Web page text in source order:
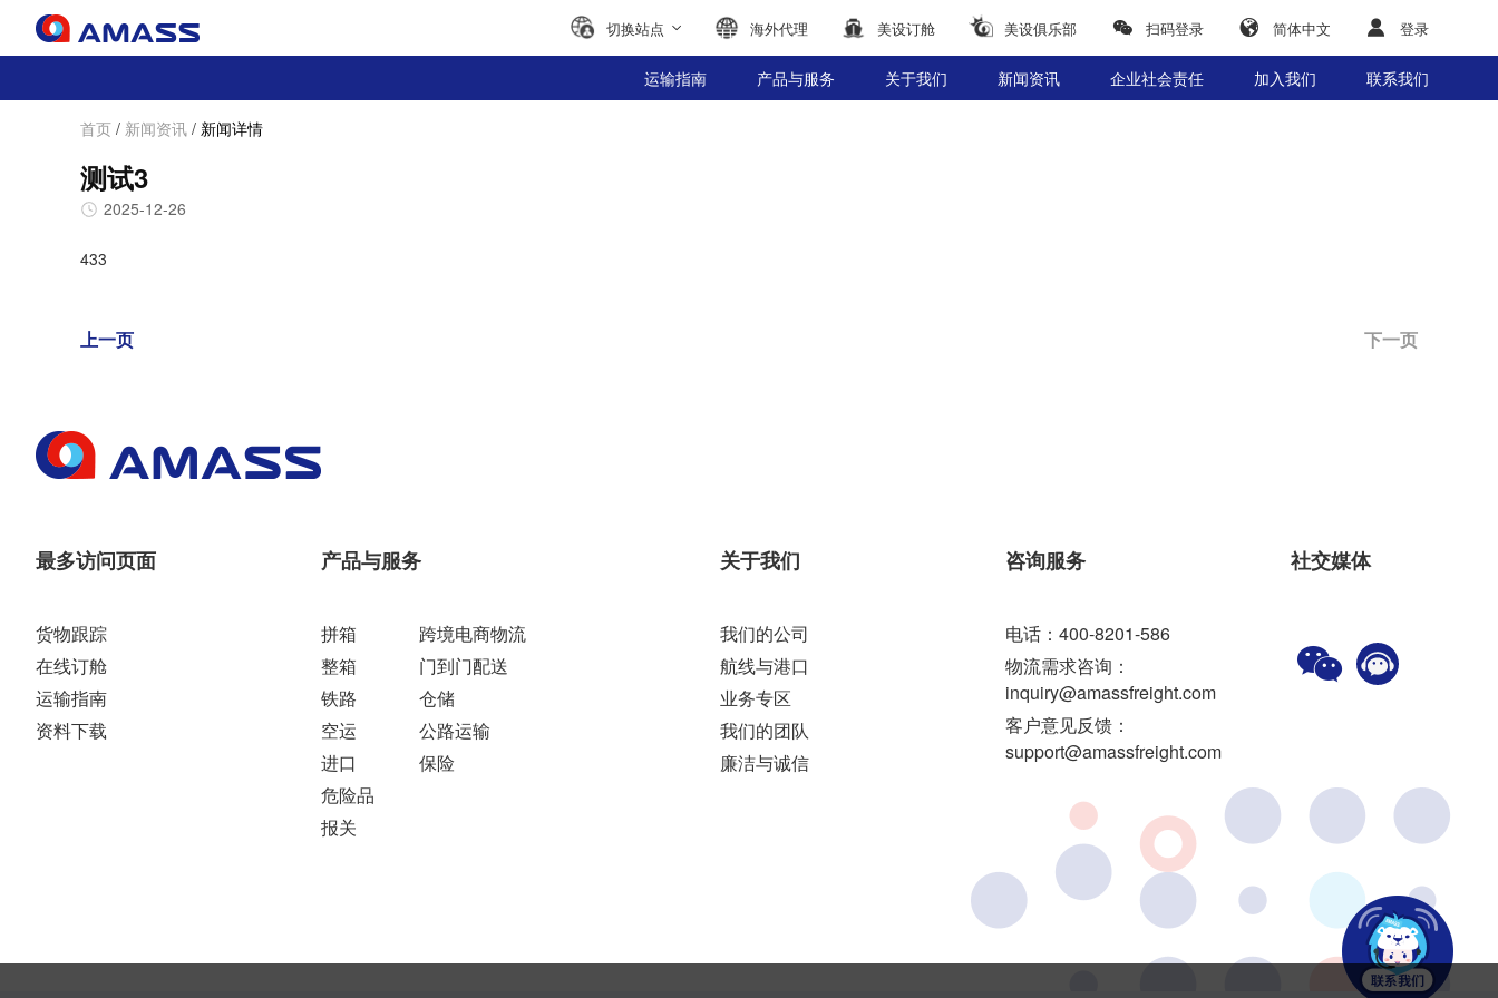
切换站点 海外代理 美设订舱 美设俱乐部 扫码登录 简体中文 登录
运输指南 产品与服务 关于我们 新闻资讯 企业社会责任 加入我们 联系我们
首页 / 新闻资讯 / 新闻详情
测试3
2025-12-26
433
上一页 下一页
最多访问页面
货物跟踪
在线订舱
运输指南
资料下载
产品与服务
拼箱
整箱
铁路
空运
进口
危险品
报关
跨境电商物流
门到门配送
仓储
公路运输
保险
关于我们
我们的公司
航线与港口
业务专区
我们的团队
廉洁与诚信
咨询服务
电话：400-8201-586
物流需求咨询：
inquiry@amassfreight.com
客户意见反馈：
support@amassfreight.com
社交媒体